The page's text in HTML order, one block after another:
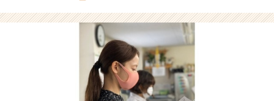
本
店
の
タ
イ
ム
ラ